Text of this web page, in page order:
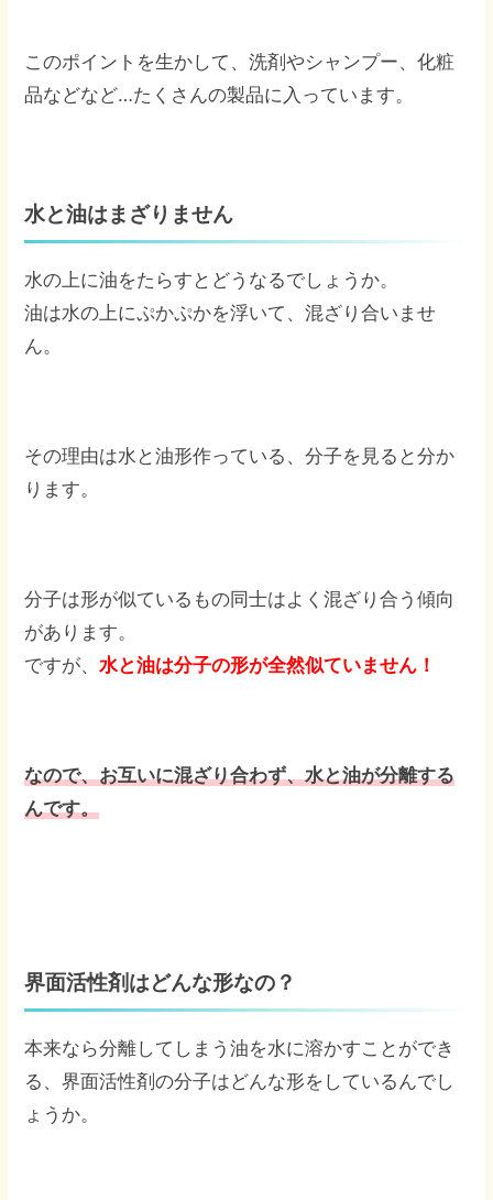
このポイントを生かして、洗剤やシャンプー、化粧
品などなど…たくさんの製品に入っています。
水と油はまざりません
水の上に油をたらすとどうなるでしょうか。
油は水の上にぷかぷかを浮いて、混ざり合いませ
ん。
その理由は水と油形作っている、分子を見ると分か
ります。
分子は形が似ているもの同士はよく混ざり合う傾向
があります。
ですが、 水と油は分子の形が全然似ていません！
なので、お互いに混ざり合わず、水と油が分離する
んです。
界面活性剤はどんな形なの？
本来なら分離してしまう油を水に溶かすことができ
る、界面活性剤の分子はどんな形をしているんでし
ょうか。